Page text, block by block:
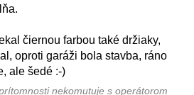
čiernou farbou také držiaky,
oproti garáži bola stavba, ráno
ale šedé :-)
nekomutuje s operátorom